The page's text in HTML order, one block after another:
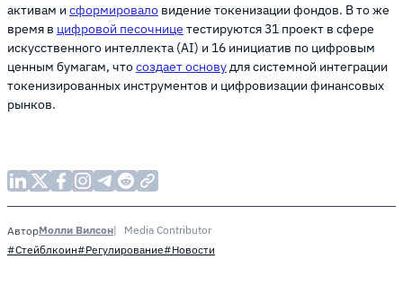
активам и сформировало видение токенизации фондов. В то же
время в цифровой песочнице тестируются 31 проект в сфере
искусственного интеллекта (AI) и 16 инициатив по цифровым
ценным бумагам, чтосоздает основудля системной интеграции
токенизированных инструментов и цифровизации финансовых
рынков.
АвторМолли Вилсон
Media Contributor
#Стейблкоин#Регулирование#Новости